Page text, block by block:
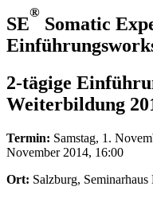
SE
®
Somatic
2-tägige
Weiterbildung
Termin: Samstag, 1.
November 2014, 16:00
Ort: Salzburg,